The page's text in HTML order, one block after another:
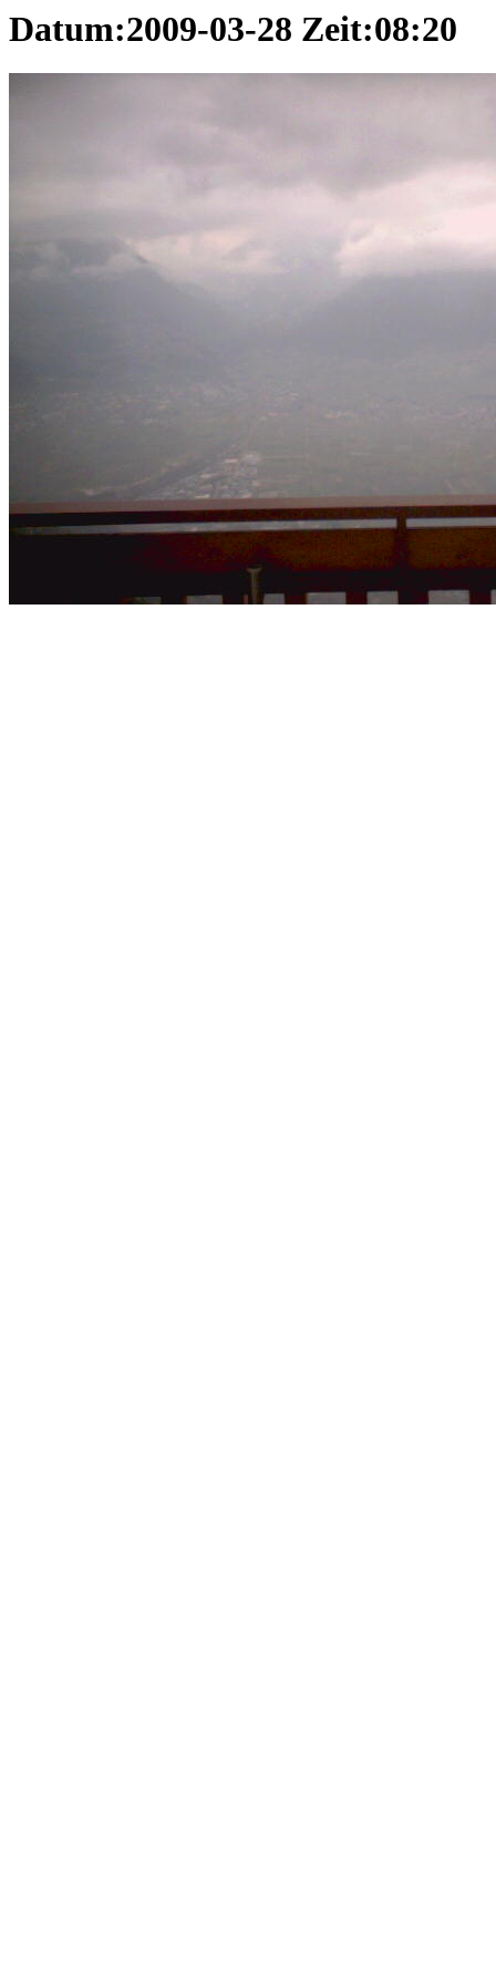
Datum:2009-03-28 Zeit:08:20